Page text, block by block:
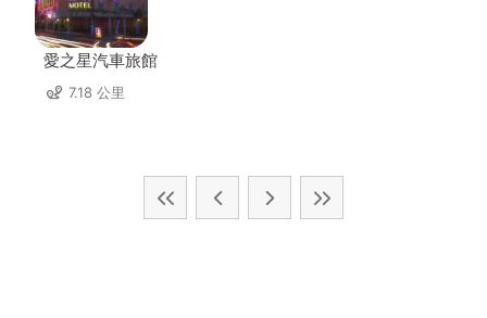
愛之星汽車旅館
7.18 公里